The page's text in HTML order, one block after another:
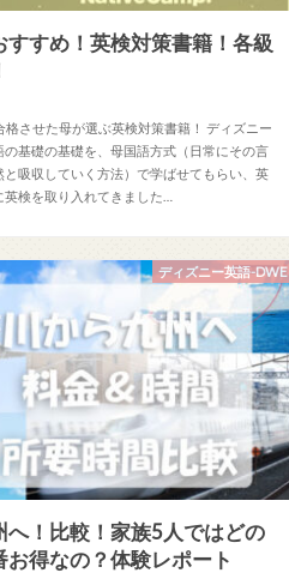
すすめ！英検対策書籍！各級
格させた母が選ぶ英検対策書籍！ ディズニー
の基礎の基礎を、母国語方式（日常にその言
と吸収していく方法）で学ばせてもらい、英
検を取り入れてきました…
ディズニー英語-DWE
へ！比較！家族5人ではどの
お得なの？体験レポート